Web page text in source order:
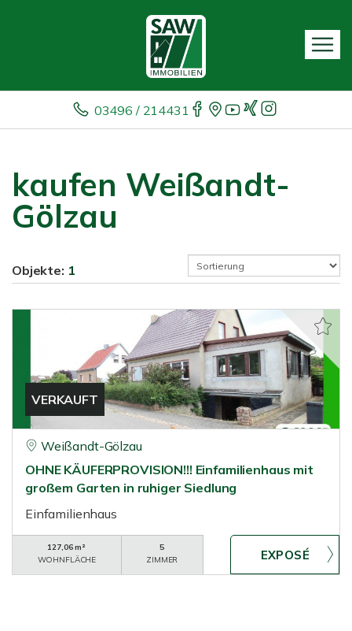
03496 / 214431
kaufen Weißandt-
Gölzau
Objekte: 1
VERKAUFT
Weißandt-Gölzau
OHNE KÄUFERPROVISION!!! Einfamilienhaus mit
großem Garten in ruhiger Siedlung
Einfamilienhaus
127,06 m²
WOHNFLÄCHE
5
ZIMMER